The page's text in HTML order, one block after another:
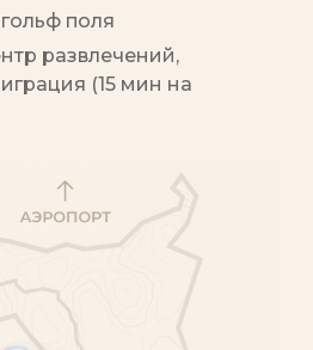
поля
развлечений,
(15 мин на